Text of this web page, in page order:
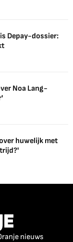
Depay-dossier:
Noa Lang-
huwelijk met
nieuws